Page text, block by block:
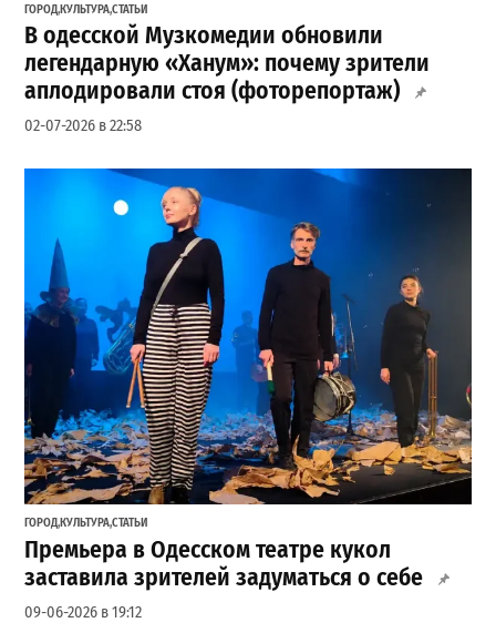
ГОРОД,КУЛЬТУРА,СТАТЬИ
В одесской Музкомедии обновили
легендарную «Ханум»: почему зрители
аплодировали стоя (фоторепортаж)
02-07-2026 в 22:58
ГОРОД,КУЛЬТУРА,СТАТЬИ
Премьера в Одесском театре кукол
заставила зрителей задуматься о себе
09-06-2026 в 19:12